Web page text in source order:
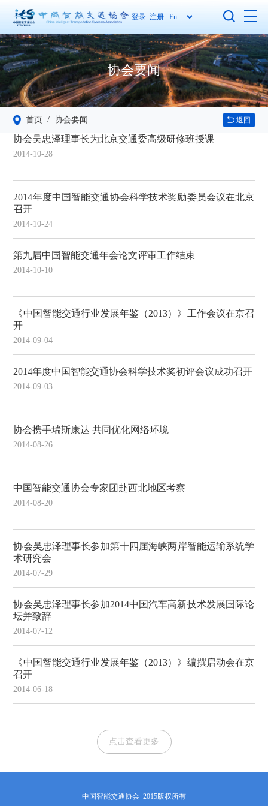
登录注册
协会要闻
首页 / 协会要闻 返回
协会吴忠泽理事长为北京交通委高级研修班授课
2014-10-28
2014年度中国智能交通协会科学技术奖励委员会议在北京
召开
2014-10-24
第九届中国智能交通年会论文评审工作结束
2014-10-10
《中国智能交通行业发展年鉴（2013）》工作会议在京召
开
2014-09-04
2014年度中国智能交通协会科学技术奖初评会议成功召开
2014-09-03
协会携手瑞斯康达 共同优化网络环境
2014-08-26
中国智能交通协会专家团赴西北地区考察
2014-08-20
协会吴忠泽理事长参加第十四届海峡两岸智能运输系统学
术研究会
2014-07-29
协会吴忠泽理事长参加2014中国汽车高新技术发展国际论
坛并致辞
2014-07-12
《中国智能交通行业发展年鉴（2013）》编撰启动会在京
召开
2014-06-18
点击查看更多
中国智能交通协会 2015版权所有